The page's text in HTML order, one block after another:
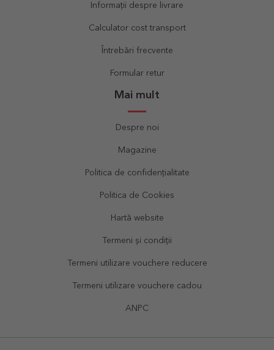
Informații despre livrare
Calculator cost transport
Întrebări frecvente
Formular retur
Mai mult
Despre noi
Magazine
Politica de confidențialitate
Politica de Cookies
Hartă website
Termeni și condiții
Termeni utilizare vouchere reducere
Termeni utilizare vouchere cadou
ANPC